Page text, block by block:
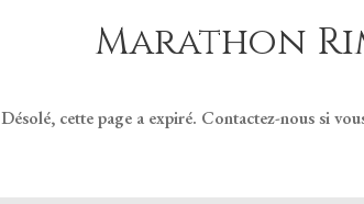
Marathon
Désolé, cette page a expiré. Contactez-nous si